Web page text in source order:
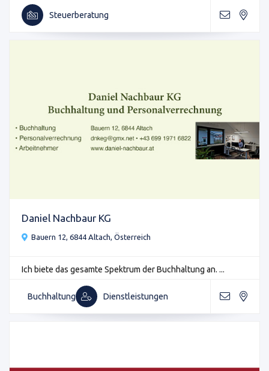
Steuerberatung
Daniel Nachbaur KG
Bauern 12, 6844 Altach, Österreich
Ich biete das gesamte Spektrum der Buchhaltung an. ...
Buchhaltung Dienstleistungen